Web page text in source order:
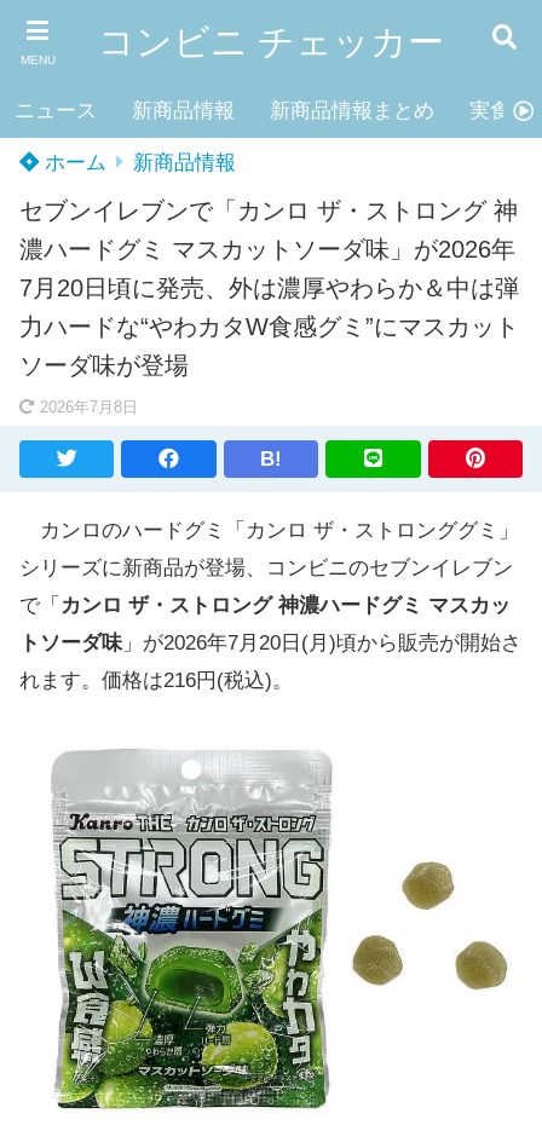
MENU コンビニ チェッカー
ニュース 新商品情報 新商品情報まとめ 実食レ
ホーム 新商品情報
セブンイレブンで「カンロ ザ・ストロング 神
濃ハードグミ マスカットソーダ味」が2026年
7月20日頃に発売、外は濃厚やわらか＆中は弾
力ハードな“やわカタW食感グミ”にマスカット
ソーダ味が登場
2026年7月8日
B!
カンロのハードグミ「カンロ ザ・ストロンググミ」
シリーズに新商品が登場、コンビニのセブンイレブン
で「 カンロ ザ・ストロング 神濃ハードグミ マスカッ
トソーダ味」が2026年7月20日(月)頃から販売が開始さ
れます。価格は216円(税込)。